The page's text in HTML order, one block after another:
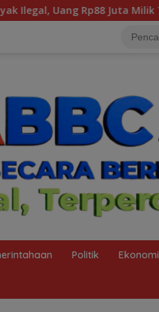
Muba Hilang Tanpa Jejak
Politik Ekonomi